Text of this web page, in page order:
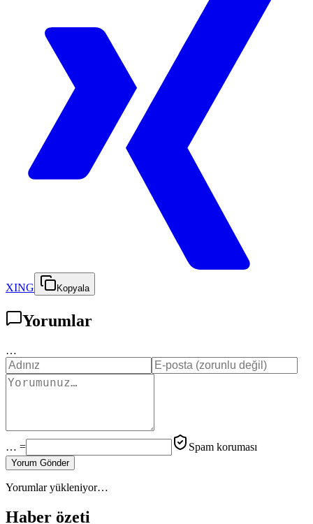
XING Kopyala
Yorumlar
…
… = Spam koruması
Yorum Gönder
Yorumlar yükleniyor…
Haber özeti